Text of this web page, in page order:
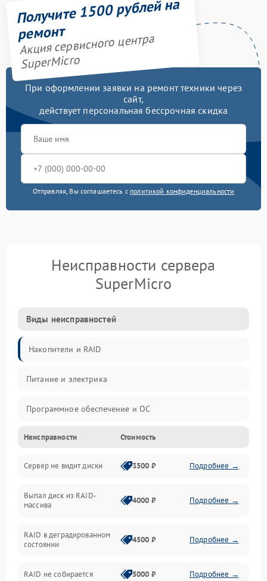
Получите 1500 рублей на
ремонт
Акция сервисного центра
SuperMicro
При оформлении заявки на ремонт техники через
сайт,
действует персональная бессрочная скидка
Отправляя, Вы соглашаетесь с политикой конфиденциальности
Неисправности сервера
SuperMicro
Виды неисправностей
Накопители и RAID
Питание и электрика
Программное обеспечение и ОС
Охлаждение и температура
Материнская плата и процессор
Сеть и коммуникации
Неисправности Стоимость
Сервер не видит диски 3500 ₽ Подробнее →
Выпал диск из RAID-
массива
4000 ₽ Подробнее →
RAID в деградированном
состоянии
4500 ₽ Подробнее →
RAID не собирается 5000 ₽ Подробнее →